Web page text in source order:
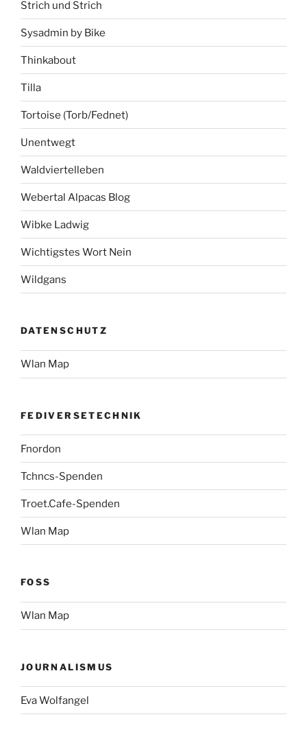
Strich und Strich
Sysadmin by Bike
Thinkabout
Tilla
Tortoise (Torb/Fednet)
Unentwegt
Waldviertelleben
Webertal Alpacas Blog
Wibke Ladwig
Wichtigstes Wort Nein
Wildgans
DATENSCHUTZ
Wlan Map
FEDIVERSETECHNIK
Fnordon
Tchncs-Spenden
Troet.Cafe-Spenden
Wlan Map
FOSS
Wlan Map
JOURNALISMUS
Eva Wolfangel